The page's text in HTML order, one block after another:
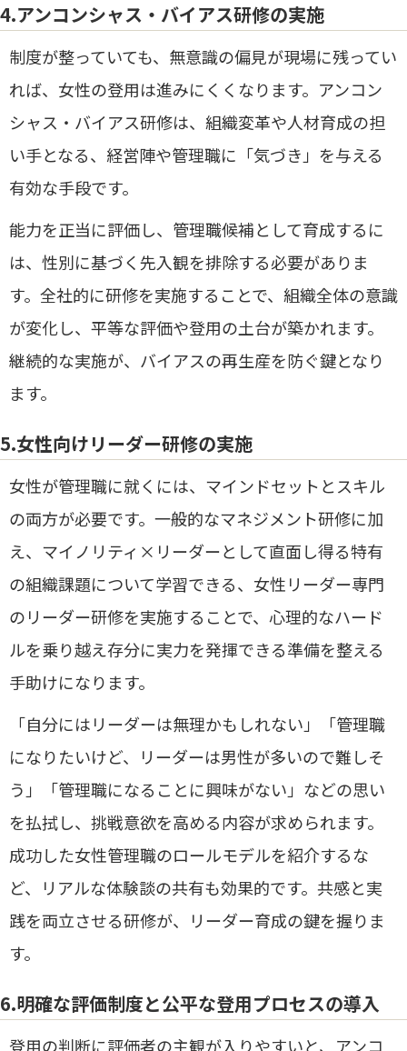
4.アンコンシャス・バイアス研修の実施
制度が整っていても、無意識の偏見が現場に残ってい
れば、女性の登用は進みにくくなります。アンコン
シャス・バイアス研修は、組織変革や人材育成の担
い手となる、経営陣や管理職に「気づき」を与える
有効な手段です。
能力を正当に評価し、管理職候補として育成するに
は、性別に基づく先入観を排除する必要がありま
す。全社的に研修を実施することで、組織全体の意識
が変化し、平等な評価や登用の土台が築かれます。
継続的な実施が、バイアスの再生産を防ぐ鍵となり
ます。
5.女性向けリーダー研修の実施
女性が管理職に就くには、マインドセットとスキル
の両方が必要です。一般的なマネジメント研修に加
え、マイノリティ×リーダーとして直面し得る特有
の組織課題について学習できる、女性リーダー専門
のリーダー研修を実施することで、心理的なハード
ルを乗り越え存分に実力を発揮できる準備を整える
手助けになります。
「自分にはリーダーは無理かもしれない」「管理職
になりたいけど、リーダーは男性が多いので難しそ
う」「管理職になることに興味がない」などの思い
を払拭し、挑戦意欲を高める内容が求められます。
成功した女性管理職のロールモデルを紹介するな
ど、リアルな体験談の共有も効果的です。共感と実
践を両立させる研修が、リーダー育成の鍵を握りま
す。
6.明確な評価制度と公平な登用プロセスの導入
登用の判断に評価者の主観が入りやすいと、アンコ